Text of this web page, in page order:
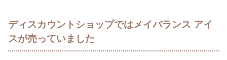
ディスカウントショップではメイバランス アイ
スが売っていました